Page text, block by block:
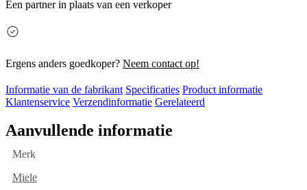
Een partner in plaats van een verkoper
Ergens anders goedkoper? Neem contact op!
Informatie van de fabrikant Specificaties Product informatie
Klantenservice Verzendinformatie Gerelateerd
Aanvullende informatie
Merk
Miele